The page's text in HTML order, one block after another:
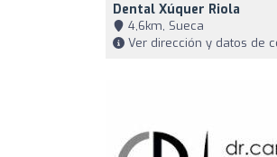
Dental Xúquer Riola
4,6km, Sueca
Ver dirección y datos de